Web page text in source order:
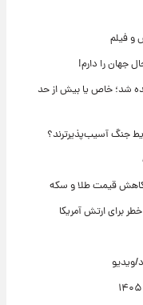
و فیلم
جهان را دارم!
شد؛ خاص یا بیش از حد
جنگ آسیب‌پذیرترند؟
برای ارتش آمریکا
ویدیو